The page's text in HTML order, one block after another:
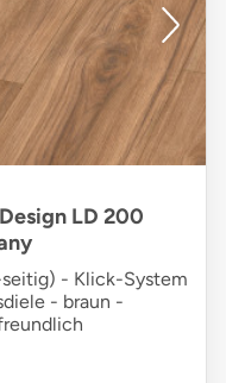
LD 200
- Klick-System
- braun -